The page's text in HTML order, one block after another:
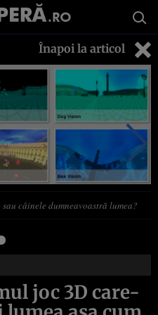
Înapoi la articol
câinele dumneavoastră lumea?
joc 3D care-